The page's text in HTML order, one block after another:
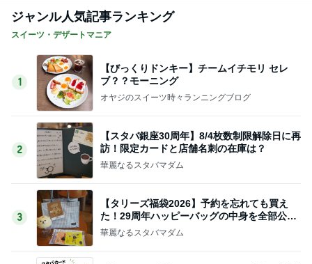
ジャンル人気記事ランキング
スイーツ・デザートマニア
1
【びっくりドンキー】チームイチモリ セレ
ブ？？モーニング
オヤジのスイーツ時々ランニングブログ
2
【スタバ銀座30周年】8/4枚数制限解除日に再
訪！限定カードと店舗名刺の在庫は？
華麗なるスタバマダム
3
【タリーズ福袋2026】予約を忘れても買え
た！29周年ハッピーバッグの中身を全部公開
8/5～
華麗なるスタバマダム